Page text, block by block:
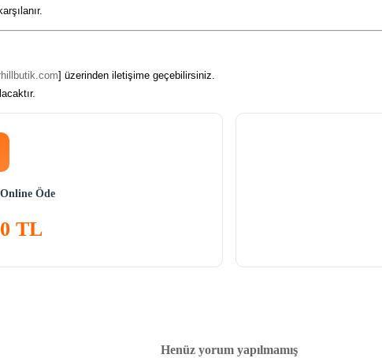
] üzerinden iletişime geçebilirsiniz.
Öde
TL
Henüz yorum yapılmamış